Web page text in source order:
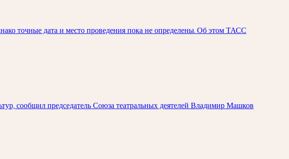
точные дата и место проведения пока не определены. Об этом ТАСС
сообщил председатель Союза театральных деятелей Владимир Машков